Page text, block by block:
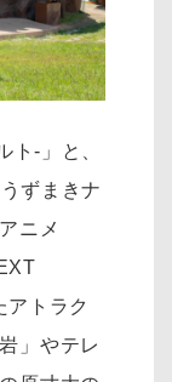
ト-」と、
ずまきナ
ニメ
トラク
」やテレ